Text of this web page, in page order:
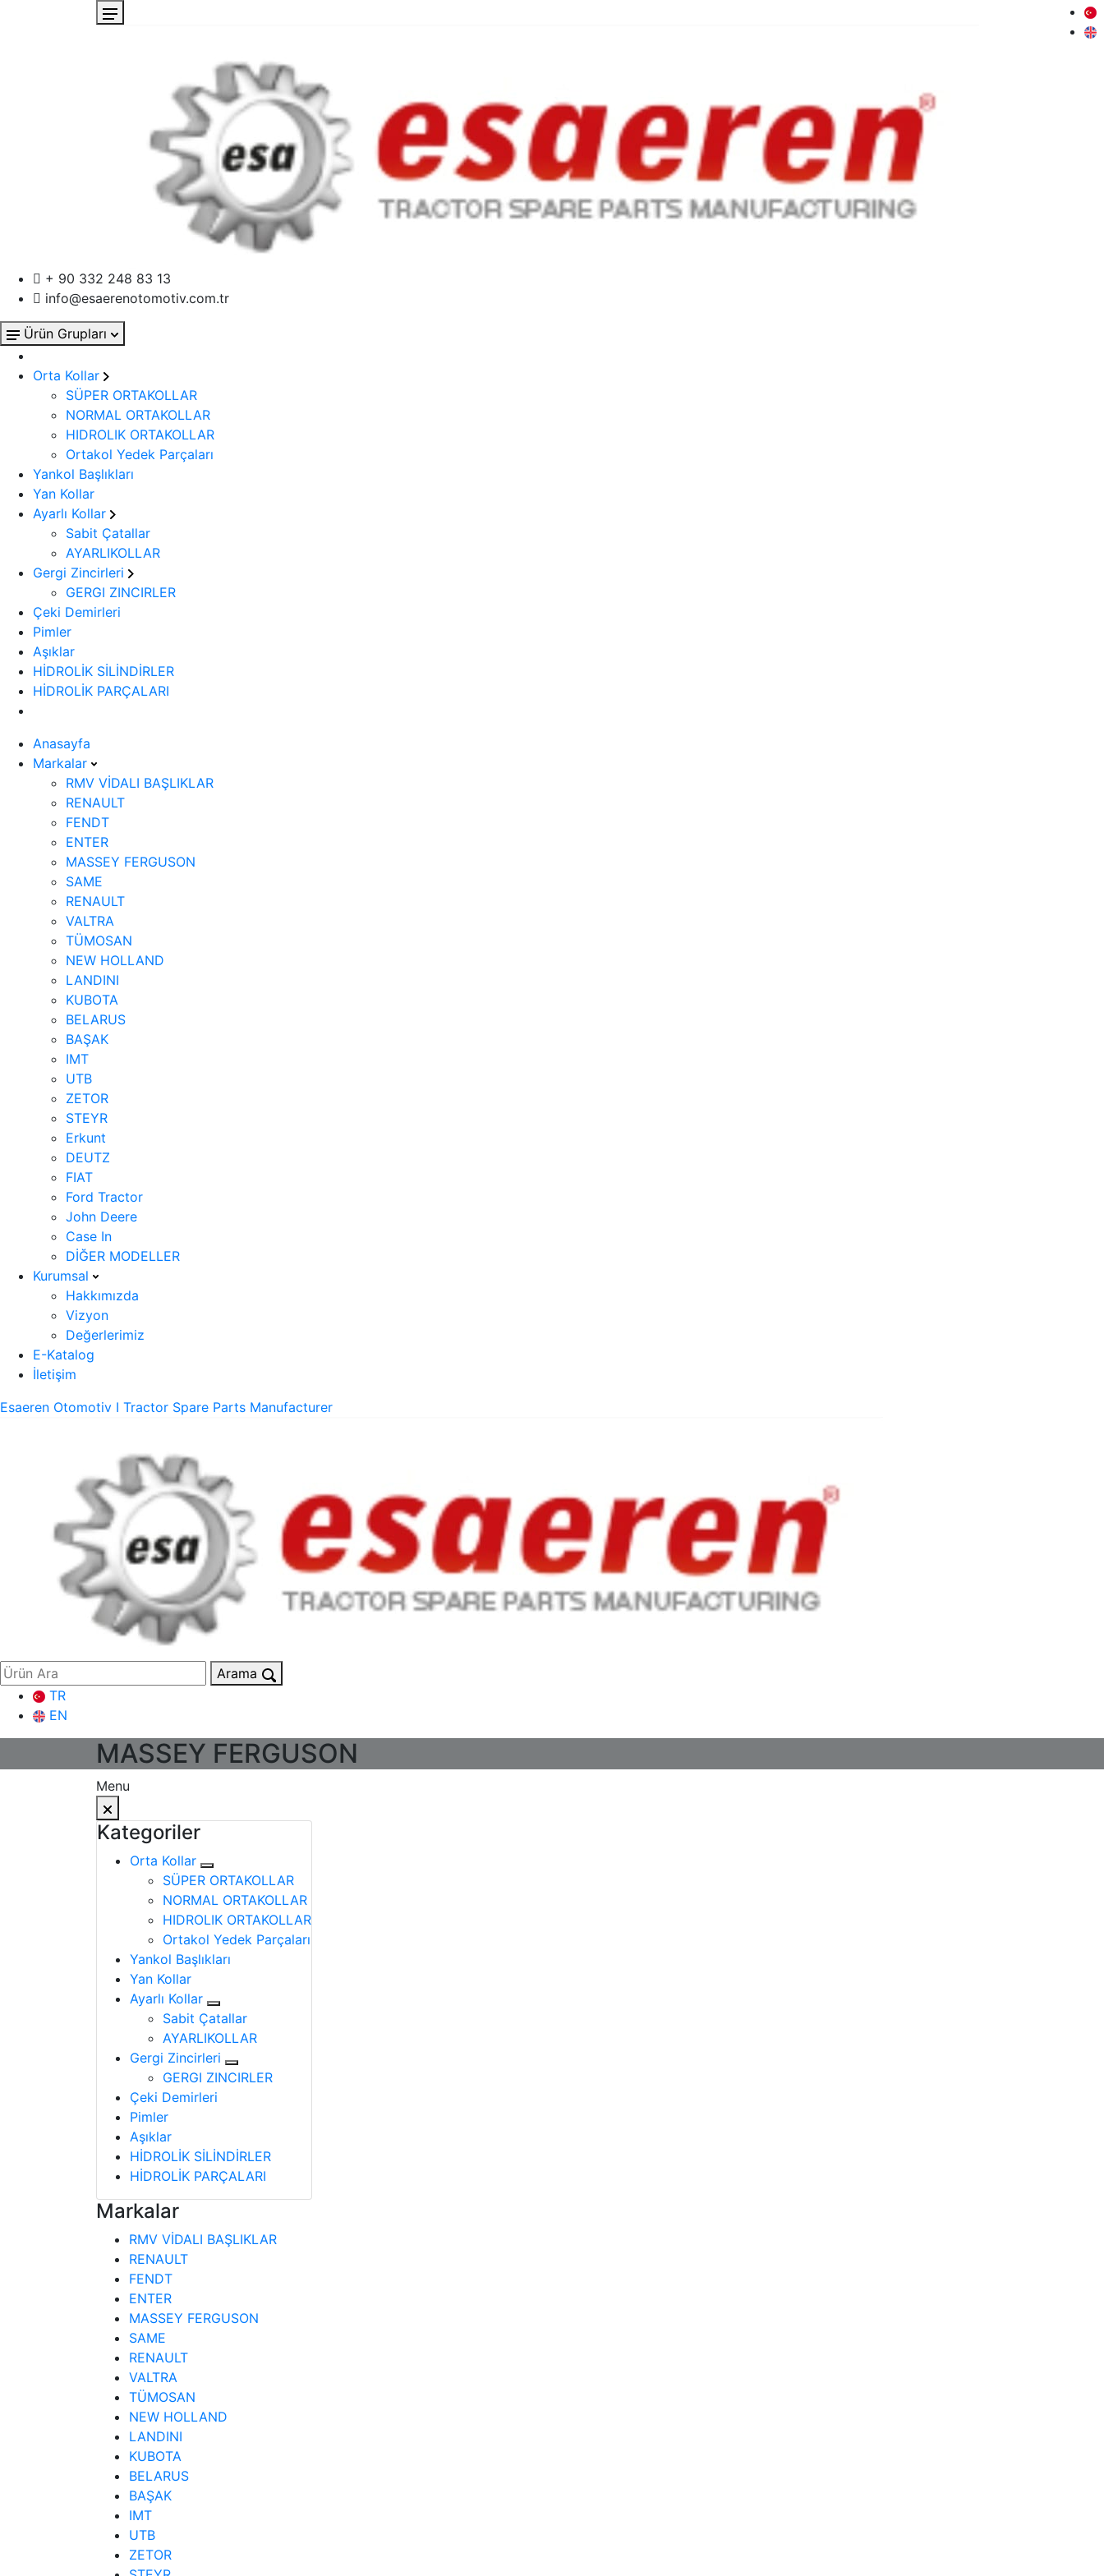
+ 90 332 248 83 13
info@esaerenotomotiv.com.tr
Ürün Grupları
Orta Kollar
SÜPER ORTAKOLLAR
NORMAL ORTAKOLLAR
HIDROLIK ORTAKOLLAR
Ortakol Yedek Parçaları
Yankol Başlıkları
Yan Kollar
Ayarlı Kollar
Sabit Çatallar
AYARLIKOLLAR
Gergi Zincirleri
GERGI ZINCIRLER
Çeki Demirleri
Pimler
Aşıklar
HİDROLİK SİLİNDİRLER
HİDROLİK PARÇALARI
Anasayfa
Markalar
RMV VİDALI BAŞLIKLAR
RENAULT
FENDT
ENTER
MASSEY FERGUSON
SAME
RENAULT
VALTRA
TÜMOSAN
NEW HOLLAND
LANDINI
KUBOTA
BELARUS
BAŞAK
IMT
UTB
ZETOR
STEYR
Erkunt
DEUTZ
FIAT
Ford Tractor
John Deere
Case In
DİĞER MODELLER
Kurumsal
Hakkımızda
Vizyon
Değerlerimiz
E-Katalog
İletişim
Esaeren Otomotiv I Tractor Spare Parts Manufacturer
Arama
TR
EN
MASSEY FERGUSON
Menu
Kategoriler
Orta Kollar
SÜPER ORTAKOLLAR
NORMAL ORTAKOLLAR
HIDROLIK ORTAKOLLAR
Ortakol Yedek Parçaları
Yankol Başlıkları
Yan Kollar
Ayarlı Kollar
Sabit Çatallar
AYARLIKOLLAR
Gergi Zincirleri
GERGI ZINCIRLER
Çeki Demirleri
Pimler
Aşıklar
HİDROLİK SİLİNDİRLER
HİDROLİK PARÇALARI
Markalar
RMV VİDALI BAŞLIKLAR
RENAULT
FENDT
ENTER
MASSEY FERGUSON
SAME
RENAULT
VALTRA
TÜMOSAN
NEW HOLLAND
LANDINI
KUBOTA
BELARUS
BAŞAK
IMT
UTB
ZETOR